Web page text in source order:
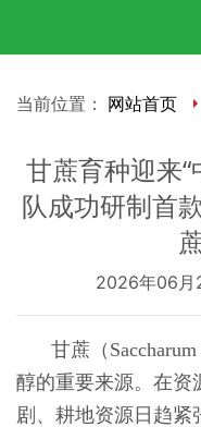
当前位置： 网站首页
甘蔗育种迎来
队成功研制首
2026年06
甘蔗（
醇的重要来源。在资
剧、耕地资源日趋紧